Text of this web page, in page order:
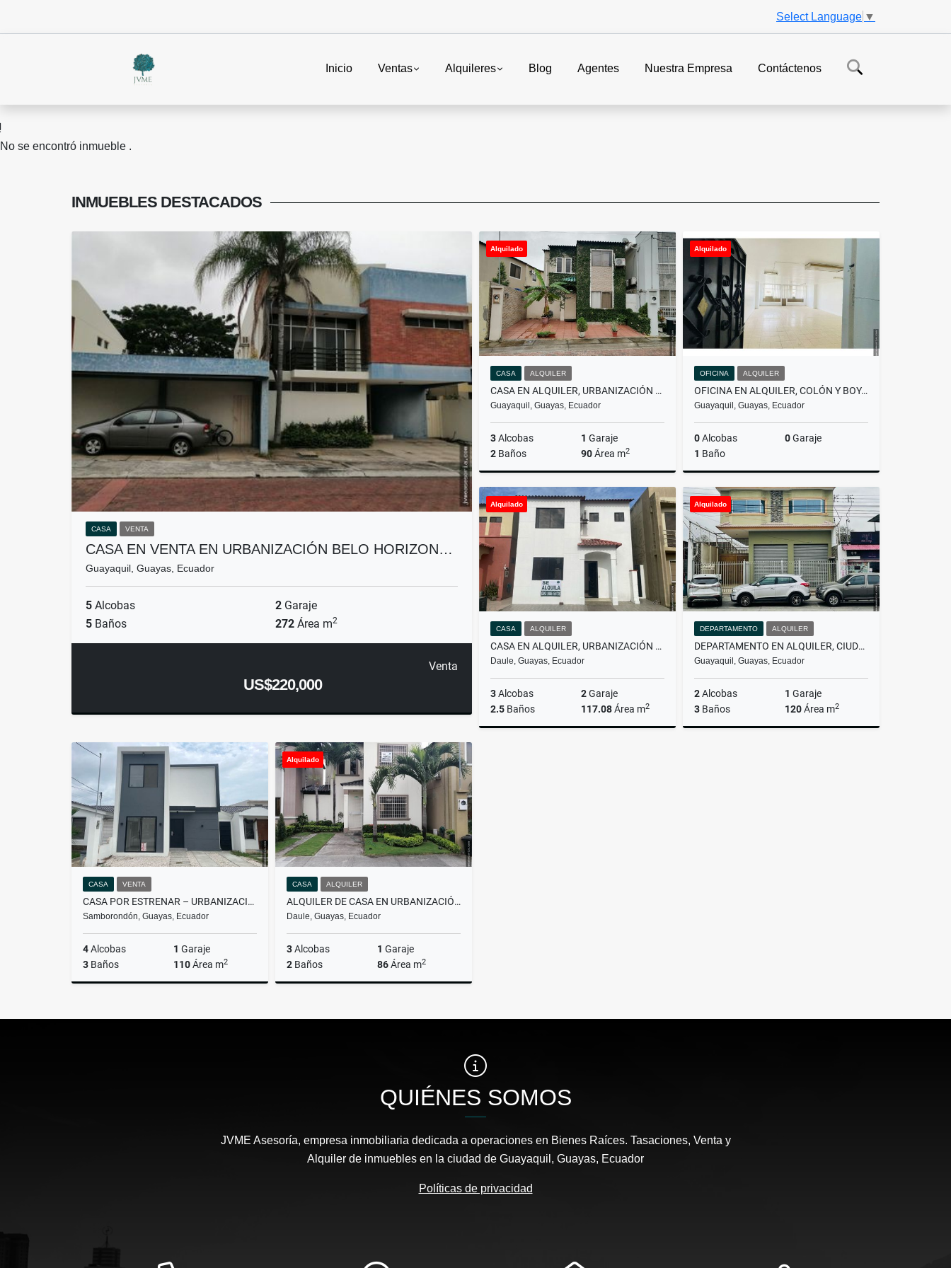
Select Language ▼
Inicio Ventas Alquileres Blog Agentes Nuestra Empresa Contáctenos
No se encontró inmueble .
INMUEBLES DESTACADOS
CASA VENTA
CASA EN VENTA EN URBANIZACIÓN BELO HORIZON…
Guayaquil, Guayas, Ecuador
5 Alcobas 2 Garaje
5 Baños 272 Área m2
Venta
US$220,000
Alquilado
CASA ALQUILER
CASA EN ALQUILER, URBANIZACIÓN LA JOYA ETAPA CORAL, GUAYAS
Guayaquil, Guayas, Ecuador
3Alcobas 1 Garaje
2 Baños 90Área m2
Alquiler
US$500
Alquilado
OFICINA ALQUILER
OFICINA EN ALQUILER, COLÓN Y BOYACÁ, CENTRO DE GUAYAQUIL
Guayaquil, Guayas, Ecuador
0Alcobas 0Garaje
1 Baño
Alquiler
US$250
Alquilado
CASA ALQUILER
CASA EN ALQUILER, URBANIZACIÓN VILLA CLUB ETAPA HERMES, GUAYAS
Daule, Guayas, Ecuador
3Alcobas 2Garaje
2.5 Baños 117.08Área m2
Alquilado
DEPARTAMENTO ALQUILER
DEPARTAMENTO EN ALQUILER, CIUDADELA SAMANES 2, NORTE DE GUAYAQUIL.
Guayaquil, Guayas, Ecuador
2Alcobas 1 Garaje
3 Baños 120Área m2
CASA VENTA
CASA POR ESTRENAR – URBANIZACIÓN SAN ANTONIO
Samborondón, Guayas, Ecuador
4Alcobas 1 Garaje
3 Baños 110Área m2
US$135,000
Alquilado
CASA ALQUILER
ALQUILER DE CASA EN URBANIZACIÓN LA JOYA, ETAPA TURQUESA, DAULE
Daule, Guayas, Ecuador
3Alcobas 1 Garaje
2 Baños 86Área m2
US$550
QUIÉNES SOMOS
JVME Asesoría, empresa inmobiliaria dedicada a operaciones en Bienes Raíces. Tasaciones, Venta y
Alquiler de inmuebles en la ciudad de Guayaquil, Guayas, Ecuador
Políticas de privacidad